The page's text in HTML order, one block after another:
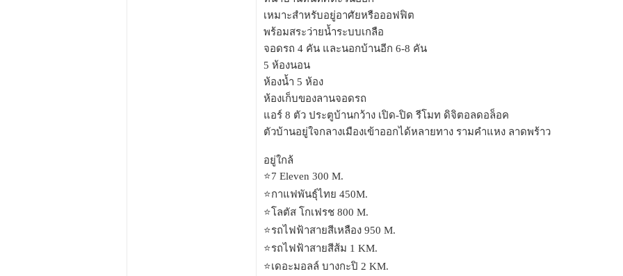
เหมาะสำหรับอยู่อาศัยหรือออฟฟิต
พร้อมสระว่ายน้ำระบบเกลือ
จอดรถ 4 คัน และนอกบ้านอีก 6-8 คัน
5 ห้องนอน
ห้องน้ำ 5 ห้อง
ห้องเก็บของลานจอดรถ
แอร์ 8 ตัว ประตูบ้านกว้าง เปิด-ปิด รีโมท ดิจิตอลดอล็อค
ตัวบ้านอยู่ใจกลางเมืองเข้าออกได้หลายทาง รามคำแหง ลาดพร้าว
อยู่ใกล้
⭐️7 Eleven 300 M.
⭐️กาแฟพันธุ์ไทย 450M.
⭐️โลตัส โกเฟรช 800 M.
⭐️รถไฟฟ้าสายสีเหลือง 950 M.
⭐️รถไฟฟ้าสายสีส้ม 1 KM.
⭐️เดอะมอลล์ บางกะปิ 2 KM.